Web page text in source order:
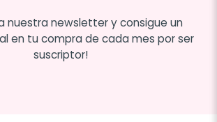
nuestra newsletter y consigue un
en tu compra de cada mes por ser
suscriptor!